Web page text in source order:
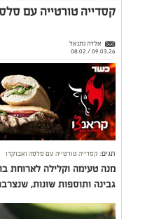
קסדייה טורטייה עם
אלדה נתנאל
09.03.26 / 08:02
תגים: קסדייה טורטייה עם סלסה ואבוקדו
מנה טעימה וקלילה לארוחת
גבינה ותוספות שונות,